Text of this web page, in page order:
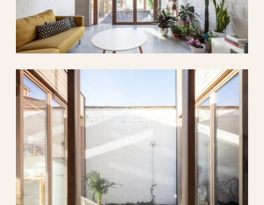
wal 2.0 architectuur